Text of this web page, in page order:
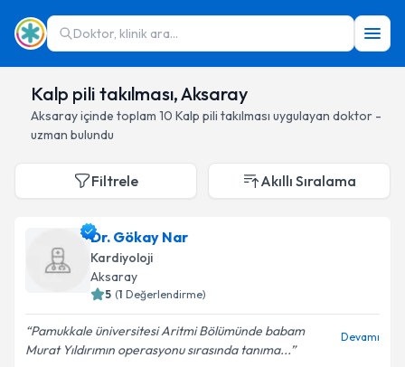
Doktor, klinik ara...
Kalp pili takılması, Aksaray
Aksarayiçinde toplam 10 Kalp pili takılması uygulayan doktor -
uzman bulundu
Filtrele Akıllı Sıralama
Dr. Gökay Nar
Kardiyoloji
Aksaray
5 (1 Değerlendirme)
Pamukkale üniversitesi Aritmi Bölümünde babam
Murat Yıldırımın operasyonu sırasında tanıma...
Devamı